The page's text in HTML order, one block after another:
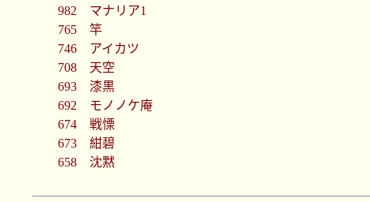
982 マナリア1
765 竿
746 アイカツ
708 天空
693 漆黒
692 モノノケ庵
674 戦慄
673 紺碧
658 沈黙